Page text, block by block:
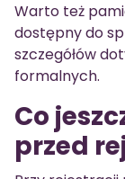
Warto też
dostępny do
szczegółów
formalnych.
Co
przed